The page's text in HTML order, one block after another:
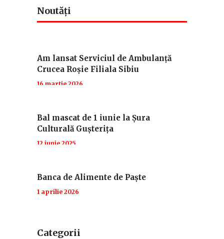
Noutăți
Am lansat Serviciul de Ambulanță
Crucea Roșie Filiala Sibiu
16 martie 2026
Bal mascat de 1 iunie la Șura
Culturală Gușterița
12 iunie 2025
Banca de Alimente de Paște
1 aprilie 2026
Categorii